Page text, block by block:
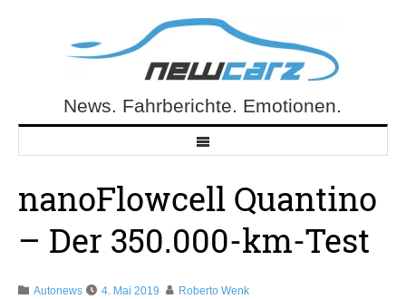
NewCarz.deNews. Fahrberichte. Emotionen.
nanoFlowcell Quantino
– Der 350.000-km-Test
Autonews 4. Mai 2019 Roberto Wenk